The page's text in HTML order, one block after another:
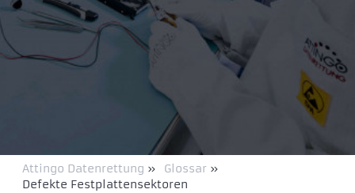
Attingo Datenrettung » Glossar »
Defekte Festplattensektoren